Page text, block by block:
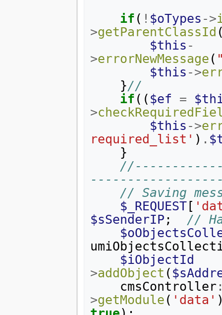
if ( ! $oTypes ->
>getParentClassId
$this -
>errorNewMessage (
$this ->
}//
if (( $ef =
>
$this ->
required_list' ) .
}
// Saving
$_REQUEST [
$sSenderIP ;
//
$iObjectId
>addObject (
cmsController
>getModule ( 'data'